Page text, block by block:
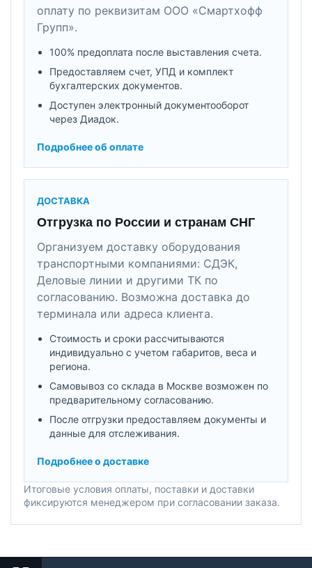
оплату по реквизитам ООО «Смартхофф
Групп».
100% предоплата после выставления счета.
Предоставляем счет, УПД и комплект
бухгалтерских документов.
Доступен электронный документооборот
через Диадок.
Подробнее об оплате
ДОСТАВКА
Отгрузка по России и странам СНГ
Организуем доставку оборудования
транспортными компаниями: СДЭК,
Деловые линии и другими ТК по
согласованию. Возможна доставка до
терминала или адреса клиента.
Стоимость и сроки рассчитываются
индивидуально с учетом габаритов, веса и
региона.
Самовывоз со склада в Москве возможен по
предварительному согласованию.
После отгрузки предоставляем документы и
данные для отслеживания.
Подробнее о доставке
Итоговые условия оплаты, поставки и доставки
фиксируются менеджером при согласовании заказа.